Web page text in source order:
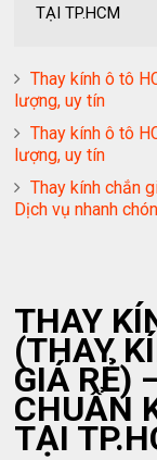
TẠI TP.HCM
Thay kính ô tô
lượng, uy tín
Thay kính ô tô
lượng, uy tín
Thay kính chắn
Dịch vụ nhanh
THAY
(THAY
GIÁ RẺ)
CHUẨN
TẠI